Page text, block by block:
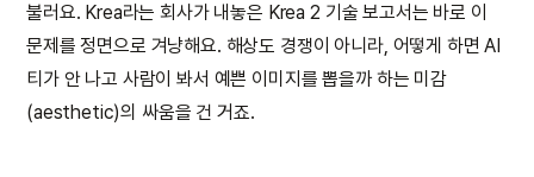
불러요. Krea라는 회사가 내놓은 Krea 2 기술 보고서는 바로 이
문제를 정면으로 겨냥해요. 해상도 경쟁이 아니라, 어떻게 하면 AI
티가 안 나고 사람이 봐서 예쁜 이미지를 뽑을까 하는 미감
(aesthetic)의 싸움을 건 거죠.